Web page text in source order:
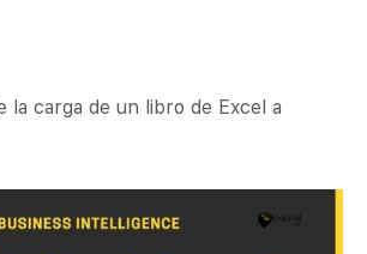
la carga de un libro de Excel a